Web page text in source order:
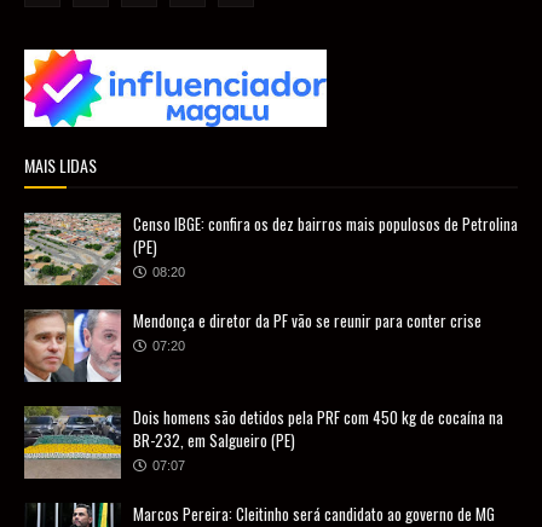
MAIS LIDAS
Censo IBGE: confira os dez bairros mais populosos de Petrolina
(PE)
08:20
Mendonça e diretor da PF vão se reunir para conter crise
07:20
Dois homens são detidos pela PRF com 450 kg de cocaína na
BR-232, em Salgueiro (PE)
07:07
Marcos Pereira: Cleitinho será candidato ao governo de MG